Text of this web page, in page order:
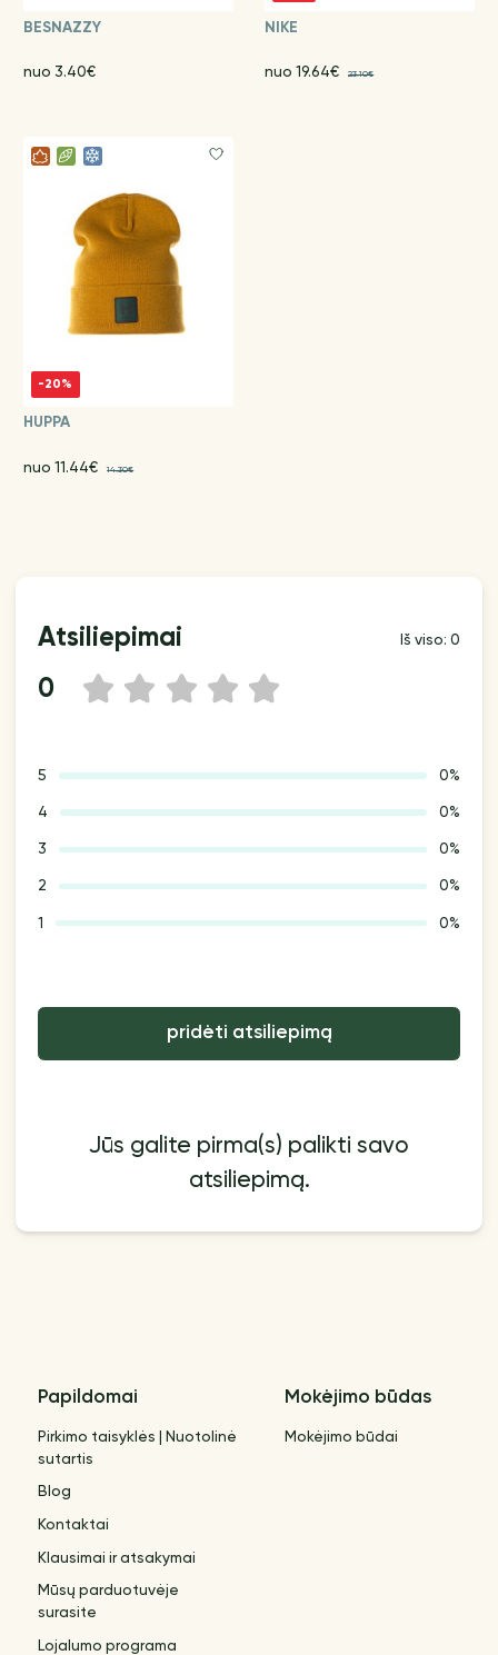
BESNAZZY
nuo 3.40€
NIKE
nuo 19.64€ 23.10€
-20%
HUPPA
nuo 11.44€ 14.30€
Atsiliepimai Iš viso: 0
0 5
4
3
2
1
5 0%
4 0%
3 0%
2 0%
1 0%
pridėti atsiliepimą
Jūs galite pirma(s) palikti savo
atsiliepimą.
Papildomai
Pirkimo taisyklės | Nuotolinė
sutartis
Blog
Kontaktai
Klausimai ir atsakymai
Mūsų parduotuvėje
surasite
Lojalumo programa
Mokėjimo būdas
Mokėjimo būdai